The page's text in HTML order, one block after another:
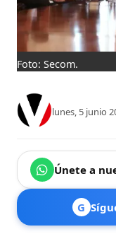
Foto: Secom.
lunes, 5 junio
Únete a
G